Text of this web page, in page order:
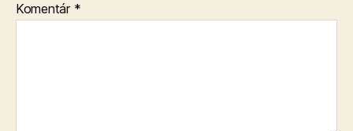
Komentár *